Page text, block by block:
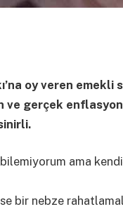
oy veren
ve gerçek
ama
bir nebze